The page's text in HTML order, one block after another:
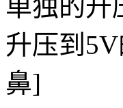
单独的升
升压到
鼻]